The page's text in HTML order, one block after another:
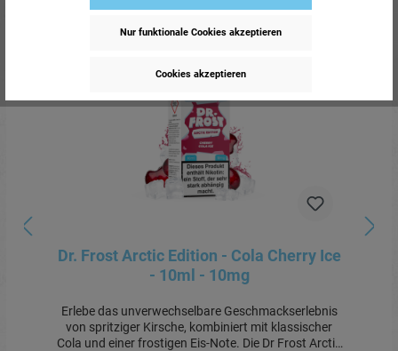
Dr. Frost Arctic Edition - Cola Cherry Ice
- 10ml - 10mg
Erlebe das unverwechselbare Geschmackserlebnis
von spritziger Kirsche, kombiniert mit klassischer
Cola und einer frostigen Eis-Note. Die Dr Frost Arctic
Nur funktionale Cookies akzeptieren
Cookies akzeptieren